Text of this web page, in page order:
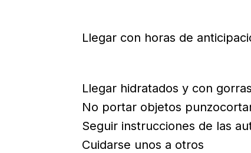
Llegar con horas de
Llegar hidratados y con gorras
No portar objetos
Seguir instrucciones de las
Cuidarse unos a otros